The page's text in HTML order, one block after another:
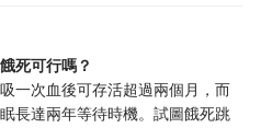
死可行嗎？
一次血後可存活超過兩個月，而
長達兩年等待時機。試圖餓死跳